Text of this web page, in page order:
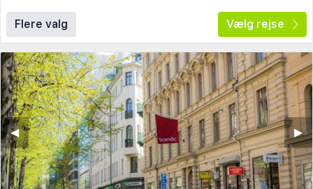
Flere valg Vælg rejse
▶︎
◀︎